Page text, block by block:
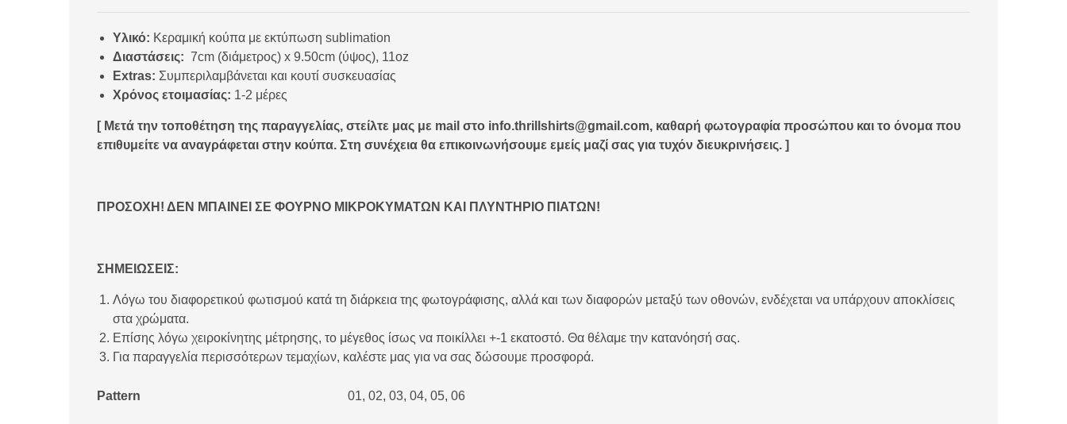
Υλικό: Κεραμική κούπα με εκτύπωση sublimation
Διαστάσεις: 7cm (διάμετρος) x 9.50cm (ύψος), 11oz
Extras: Συμπεριλαμβάνεται και κουτί συσκευασίας
Χρόνος ετοιμασίας: 1-2 μέρες
[ Μετά την τοποθέτηση της παραγγελίας, στείλτε μας με mail στο info.thrillshirts@gmail.com, καθαρή φωτογραφία προσώπου και το όνομα που
επιθυμείτε να αναγράφεται στην κούπα. Στη συνέχεια θα επικοινωνήσουμε εμείς μαζί σας για τυχόν διευκρινήσεις. ]
ΠΡΟΣΟΧΗ! ΔΕΝ ΜΠΑΙΝΕΙ ΣΕ ΦΟΥΡΝΟ ΜΙΚΡΟΚΥΜΑΤΩΝ ΚΑΙ ΠΛΥΝΤΗΡΙΟ ΠΙΑΤΩΝ!
ΣΗΜΕΙΩΣΕΙΣ:
Λόγω του διαφορετικού φωτισμού κατά τη διάρκεια της φωτογράφισης, αλλά και των διαφορών μεταξύ των οθονών, ενδέχεται να υπάρχουν αποκλίσεις
στα χρώματα.
Επίσης λόγω χειροκίνητης μέτρησης, το μέγεθος ίσως να ποικίλλει +-1 εκατοστό. Θα θέλαμε την κατανόησή σας.
Για παραγγελία περισσότερων τεμαχίων, καλέστε μας για να σας δώσουμε προσφορά.
Pattern 01, 02, 03, 04, 05, 06